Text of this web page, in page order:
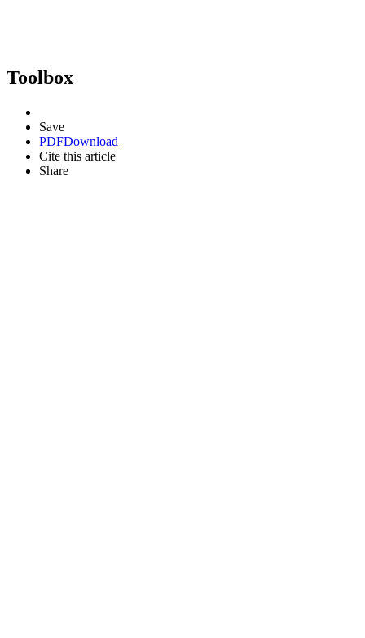
Toolbox
Save
PDFDownload
Cite this article
Share